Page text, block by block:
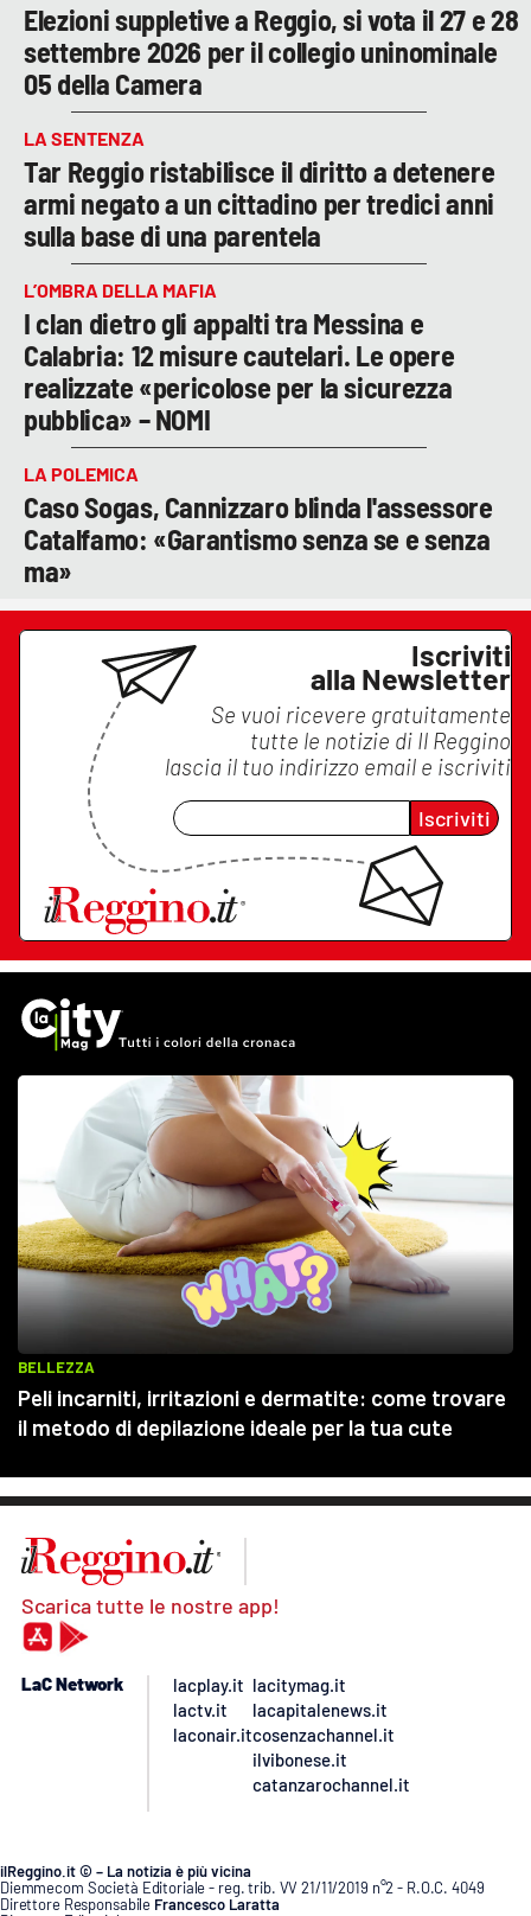
Elezioni suppletive a Reggio, si vota il 27 e 28
settembre 2026 per il collegio uninominale
05 della Camera
LA SENTENZA
Tar Reggio ristabilisce il diritto a detenere
armi negato a un cittadino per tredici anni
sulla base di una parentela
L’OMBRA DELLA MAFIA
I clan dietro gli appalti tra Messina e
Calabria: 12 misure cautelari. Le opere
realizzate «pericolose per la sicurezza
pubblica» – NOMI
LA POLEMICA
Caso Sogas, Cannizzaro blinda l'assessore
Catalfamo: «Garantismo senza se e senza
ma»
Iscriviti
alla Newsletter
Se vuoi ricevere gratuitamente
tutte le notizie di Il Reggino
lascia il tuo indirizzo email e iscriviti
Iscriviti
Scarica tutte le nostre app!
LaC Network
lacplay.it
lactv.it
laconair.it
lacitymag.it
lacapitalenews.it
cosenzachannel.it
ilvibonese.it
catanzarochannel.it
ilReggino.it © – La notizia è più vicina
Diemmecom Società Editoriale - reg. trib. VV 21/11/2019 n°2 - R.O.C. 4049
Direttore Responsabile Francesco Laratta